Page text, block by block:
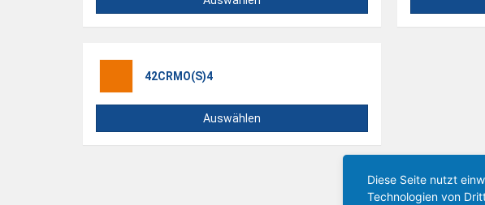
42CRMO(S)4
Auswählen
Diese Seite nutzt
Technologien von